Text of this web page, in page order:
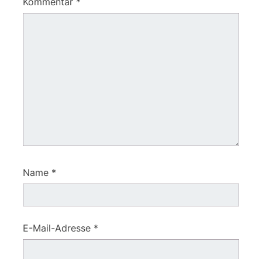
Name *
E-Mail-Adresse *